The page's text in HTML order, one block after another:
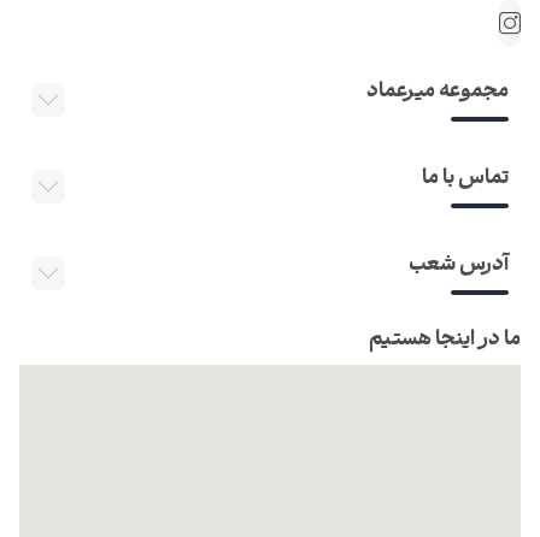
مجموعه میرعماد
تماس با ما
آدرس شعب
ما در اینجا هستیم